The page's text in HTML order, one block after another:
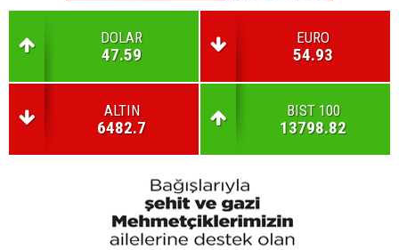
DOLAR
47.59
EURO
54.93
ALTIN
6482.7
BIST 100
13798.82